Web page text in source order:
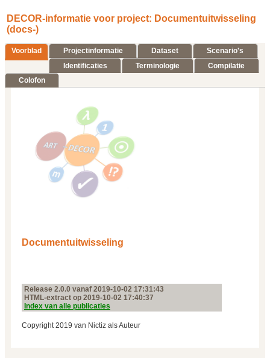
DECOR-informatie voor project: Documentuitwisseling
(docs-)
Voorblad Projectinformatie Dataset
Scenario's
Identificaties
Terminologie
Compilatie
Colofon
Documentuitwisseling
Release 2.0.0 vanaf 2019‑10‑02 17:31:43
HTML-extract op 2019‑10‑02 17:40:37
Index van alle publicaties
Copyright 2019 van Nictiz als Auteur